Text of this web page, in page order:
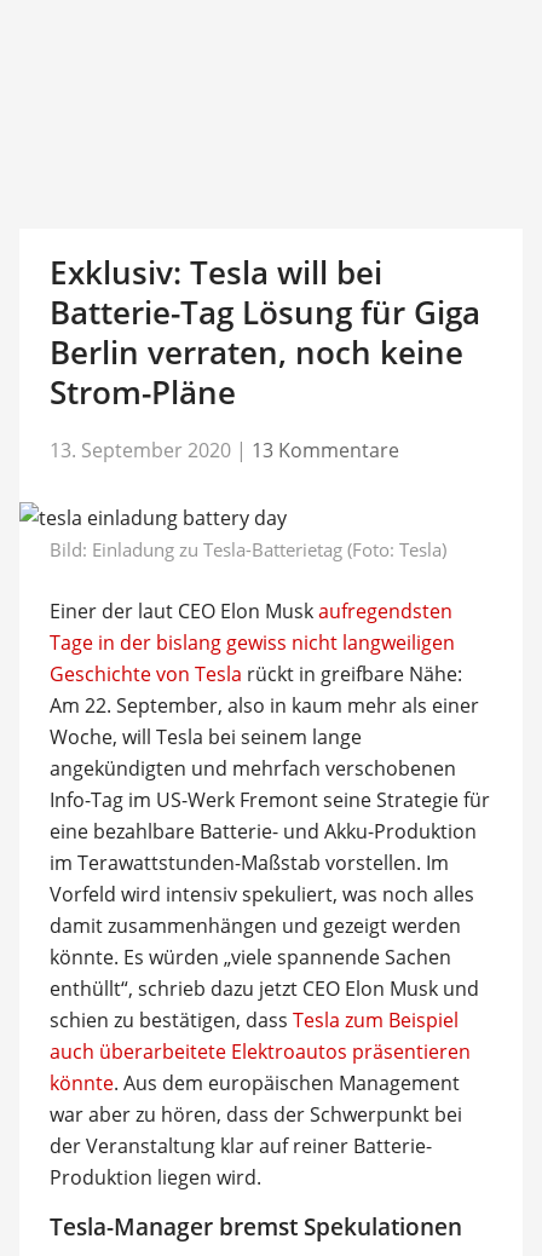
Exklusiv: Tesla will bei
Batterie-Tag Lösung für Giga
Berlin verraten, noch keine
Strom-Pläne
13. September 2020 | 13 Kommentare
Bild: Einladung zu Tesla-Batterietag (Foto: Tesla)
Einer der laut CEO Elon Muskaufregendsten
Tage in der bislang gewiss nicht langweiligen
Geschichte von Tesla rückt in greifbare Nähe:
Am 22. September, also in kaum mehr als einer
Woche, will Tesla bei seinem lange
angekündigten und mehrfach verschobenen
Info-Tag im US-Werk Fremont seine Strategie für
eine bezahlbare Batterie- und Akku-Produktion
im Terawattstunden-Maßstab vorstellen. Im
Vorfeld wird intensiv spekuliert, was noch alles
damit zusammenhängen und gezeigt werden
könnte. Es würden „viele spannende Sachen
enthüllt“, schrieb dazu jetzt CEO Elon Musk und
schien zu bestätigen, dass Tesla zum Beispiel
auch überarbeitete Elektroautos präsentieren
könnte. Aus dem europäischen Management
war aber zu hören, dass der Schwerpunkt bei
der Veranstaltung klar auf reiner Batterie-
Produktion liegen wird.
Tesla-Manager bremst Spekulationen